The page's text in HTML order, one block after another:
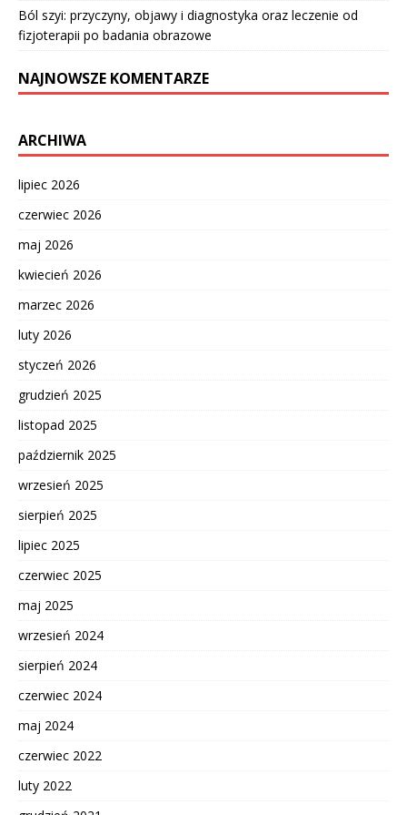
Ból szyi: przyczyny, objawy i diagnostyka oraz leczenie od
fizjoterapii po badania obrazowe
NAJNOWSZE KOMENTARZE
ARCHIWA
lipiec 2026
czerwiec 2026
maj 2026
kwiecień 2026
marzec 2026
luty 2026
styczeń 2026
grudzień 2025
listopad 2025
październik 2025
wrzesień 2025
sierpień 2025
lipiec 2025
czerwiec 2025
maj 2025
wrzesień 2024
sierpień 2024
czerwiec 2024
maj 2024
czerwiec 2022
luty 2022